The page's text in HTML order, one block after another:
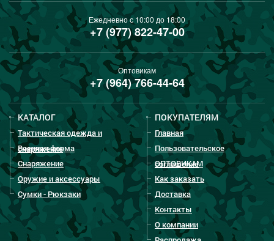
Ежедневно с 10:00 до 18:00
+7 (977) 822-47-00
Оптовикам
+7 (964) 766-44-64
КАТАЛОГ
Тактическая одежда и
снаряжение
Военная форма
Снаряжение
Оружие и аксессуары
Сумки - Рюкзаки
ПОКУПАТЕЛЯМ
Главная
Пользовательское
соглашение
ОПТОВИКАМ
Как заказать
Доставка
Контакты
О компании